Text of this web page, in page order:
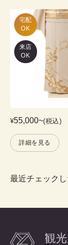
宅配
OK
来店
OK
¥55,000~(税込)
詳細を見る
最近チェック
観